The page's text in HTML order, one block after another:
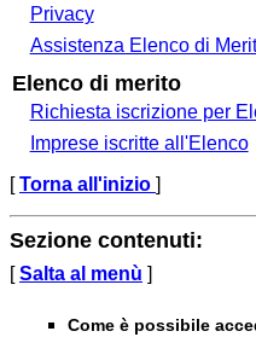
Privacy
Assistenza Elenco di
Elenco di merito
Richiesta iscrizione per
Imprese iscritte all'Elenco
[Torna all'inizio ]
Sezione contenuti:
[Salta al menù ]
Come è possibile